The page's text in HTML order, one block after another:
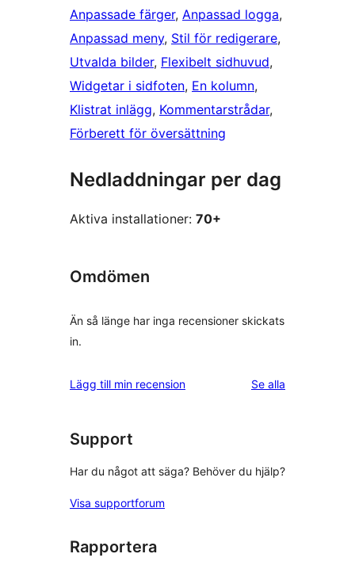
Anpassade färger, Anpassad logga
Anpassad meny, Stil för redigerare
Utvalda bilder, Flexibelt sidhuvud
Widgetar i sidfoten, En kolumn
Klistrat inlägg, Kommentarstrådar
Förberett för översättning
Nedladdningar per dag
Aktiva installationer: 70+
Omdömen
Än så länge har inga recensioner skickats
in.
Lägg till min recension Se alla
Support
Har du något att säga? Behöver du hjälp?
Visa supportforum
Rapportera